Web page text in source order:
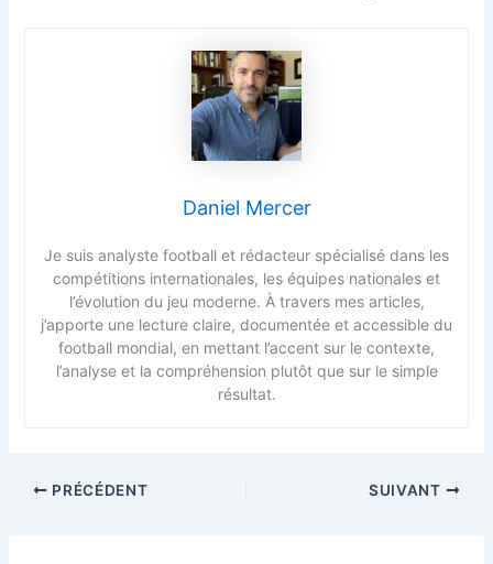
Daniel Mercer
Je suis analyste football et rédacteur spécialisé dans les
compétitions internationales, les équipes nationales et
l’évolution du jeu moderne. À travers mes articles,
j’apporte une lecture claire, documentée et accessible du
football mondial, en mettant l’accent sur le contexte,
l’analyse et la compréhension plutôt que sur le simple
résultat.
PRÉCÉDENT SUIVANT